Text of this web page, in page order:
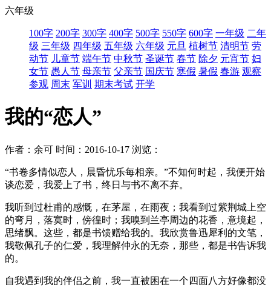
六年级
100字 200字 300字 400字 500字 550字 600字 一年级 二年
级 三年级 四年级 五年级 六年级 元旦 植树节 清明节 劳
动节 儿童节 端午节 中秋节 圣诞节 春节 除夕 元宵节 妇
女节 愚人节 母亲节 父亲节 国庆节 寒假 暑假 春游 观察
参观 周末 军训 期末考试 开学
我的“恋人”
作者：余可 时间：2016-10-17 浏览：
“书卷多情似恋人，晨昏忧乐每相亲。”不知何时起，我便开始
谈恋爱，我爱上了书，终日与书不离不弃。
我听到过杜甫的感慨，在茅屋，在雨夜；我看到过紫荆城上空
的弯月，落寞时，傍徨时；我嗅到兰亭周边的花香，意境起，
思绪飘。这些，都是书馈赠给我的。我欣赏鲁迅犀利的文笔，
我敬佩孔子的仁爱，我理解仲永的无奈，那些，都是书告诉我
的。
自我遇到我的伴侣之前，我一直被困在一个四面八方好像都没